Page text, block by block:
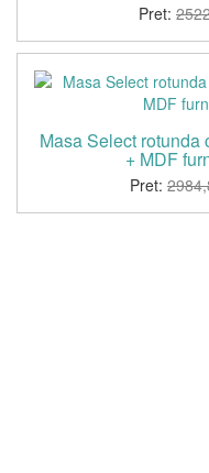
Pret:
Masa Select rotunda
+ MDF
Pret: